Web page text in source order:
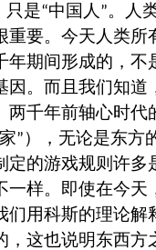
只是“中国人 ”。人
重要。今天人类所
年期间形成的，不
因。而且我们知道
两千年前轴心时代
” ），无论是东方
定的游戏规则许多
一样。即使在今天
们用科斯的理论解
，这也说明东西方